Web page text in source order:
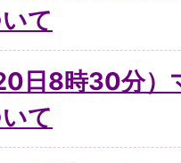
て
日8時30分
て